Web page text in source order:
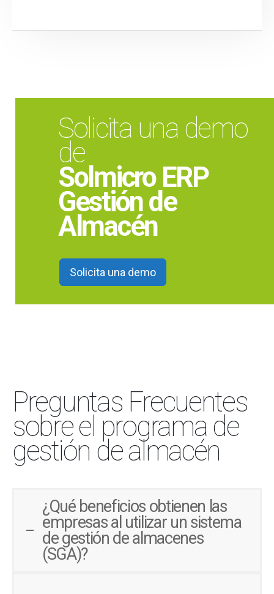
Solicita una demo
de
Solmicro ERP
Gestión de
Almacén
Solicita una demo
Preguntas Frecuentes
sobre el programa de
gestión de almacén
¿Qué beneficios obtienen las
empresas al utilizar un sistema
de gestión de almacenes
(SGA)?